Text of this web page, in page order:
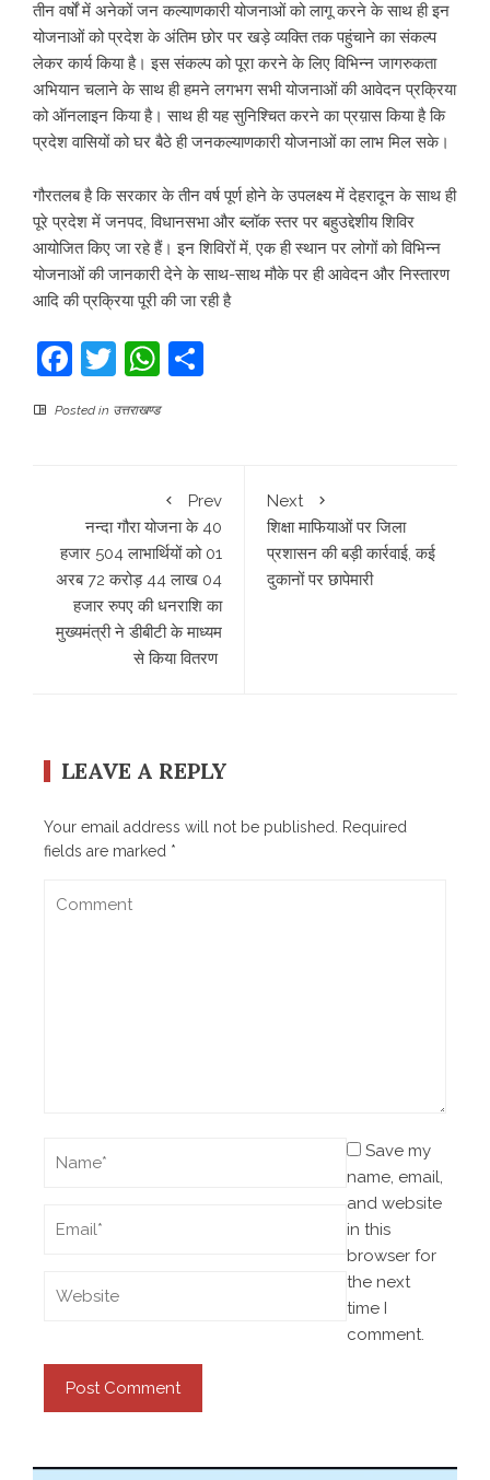
तीन वर्षों में अनेकों जन कल्याणकारी योजनाओं को लागू करने के साथ ही इन
योजनाओं को प्रदेश के अंतिम छोर पर खड़े व्यक्ति तक पहुंचाने का संकल्प
लेकर कार्य किया है। इस संकल्प को पूरा करने के लिए विभिन्न जागरुकता
अभियान चलाने के साथ ही हमने लगभग सभी योजनाओं की आवेदन प्रक्रिया
को ऑनलाइन किया है। साथ ही यह सुनिश्चित करने का प्रय़ास किया है कि
प्रदेश वासियों को घर बैठे ही जनकल्याणकारी योजनाओं का लाभ मिल सके।
गौरतलब है कि सरकार के तीन वर्ष पूर्ण होने के उपलक्ष्य में देहरादून के साथ ही
पूरे प्रदेश में जनपद, विधानसभा और ब्लॉक स्तर पर बहुउद्देशीय शिविर
आयोजित किए जा रहे हैं। इन शिविरों में, एक ही स्थान पर लोगों को विभिन्न
योजनाओं की जानकारी देने के साथ-साथ मौके पर ही आवेदन और निस्तारण
आदि की प्रक्रिया पूरी की जा रही है
Facebook
TwitterWhatsApp
Posted in उत्तराखण्ड
Prev
नन्दा गौरा योजना के 40
हजार 504 लाभार्थियों को 01
अरब 72 करोड़ 44 लाख 04
हजार रुपए की धनराशि का
मुख्यमंत्री ने डीबीटी के माध्यम
से किया वितरण
Next
शिक्षा माफियाओं पर जिला
प्रशासन की बड़ी कार्रवाई, कई
दुकानों पर छापेमारी
LEAVE A REPLY
Your email address will not be published.
Required
fields are marked *
Save my
name, email,
and website
in this
browser for
the next
time I
comment.